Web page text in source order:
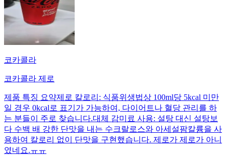
코카콜라
코카콜라 제로
제품 특징 요약제로 칼로리: 식품위생법상 100ml당 5kcal 미만
일 경우 0kcal로 표기가 가능하여, 다이어트나 혈당 관리를 하
는 분들이 주로 찾습니다.대체 감미료 사용: 설탕 대신 설탕보
다 수백 배 강한 단맛을 내는 수크랄로스와 아세설팜칼륨을 사
용하여 칼로리 없이 단맛을 구현했습니다. 제로가 제로가 아니
였네요.ㅠㅠ